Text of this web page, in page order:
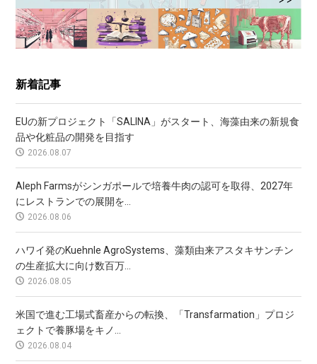
新着記事
EUの新プロジェクト「SALINA」がスタート、海藻由来の新規食
品や化粧品の開発を目指す
2026.08.07
Aleph Farmsがシンガポールで培養牛肉の認可を取得、2027年
にレストランでの展開を...
2026.08.06
ハワイ発のKuehnle AgroSystems、藻類由来アスタキサンチン
の生産拡大に向け数百万...
2026.08.05
米国で進む工場式畜産からの転換、「Transfarmation」プロジ
ェクトで養豚場をキノ...
2026.08.04